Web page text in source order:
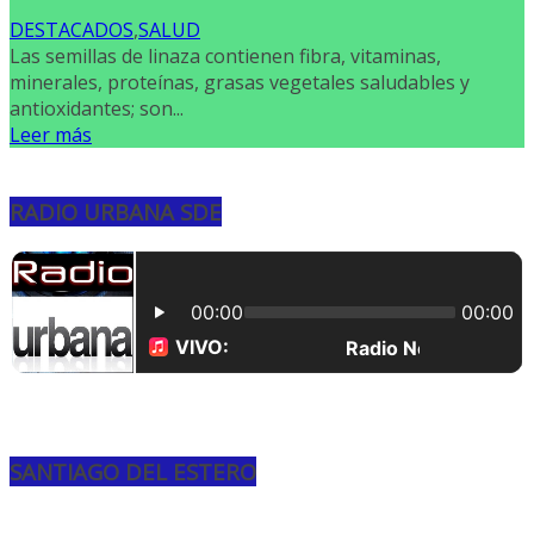
DESTACADOS,SALUD
Las semillas de linaza contienen fibra, vitaminas,
minerales, proteínas, grasas vegetales saludables y
antioxidantes; son...
Leer más
RADIO URBANA SDE
SANTIAGO DEL ESTERO